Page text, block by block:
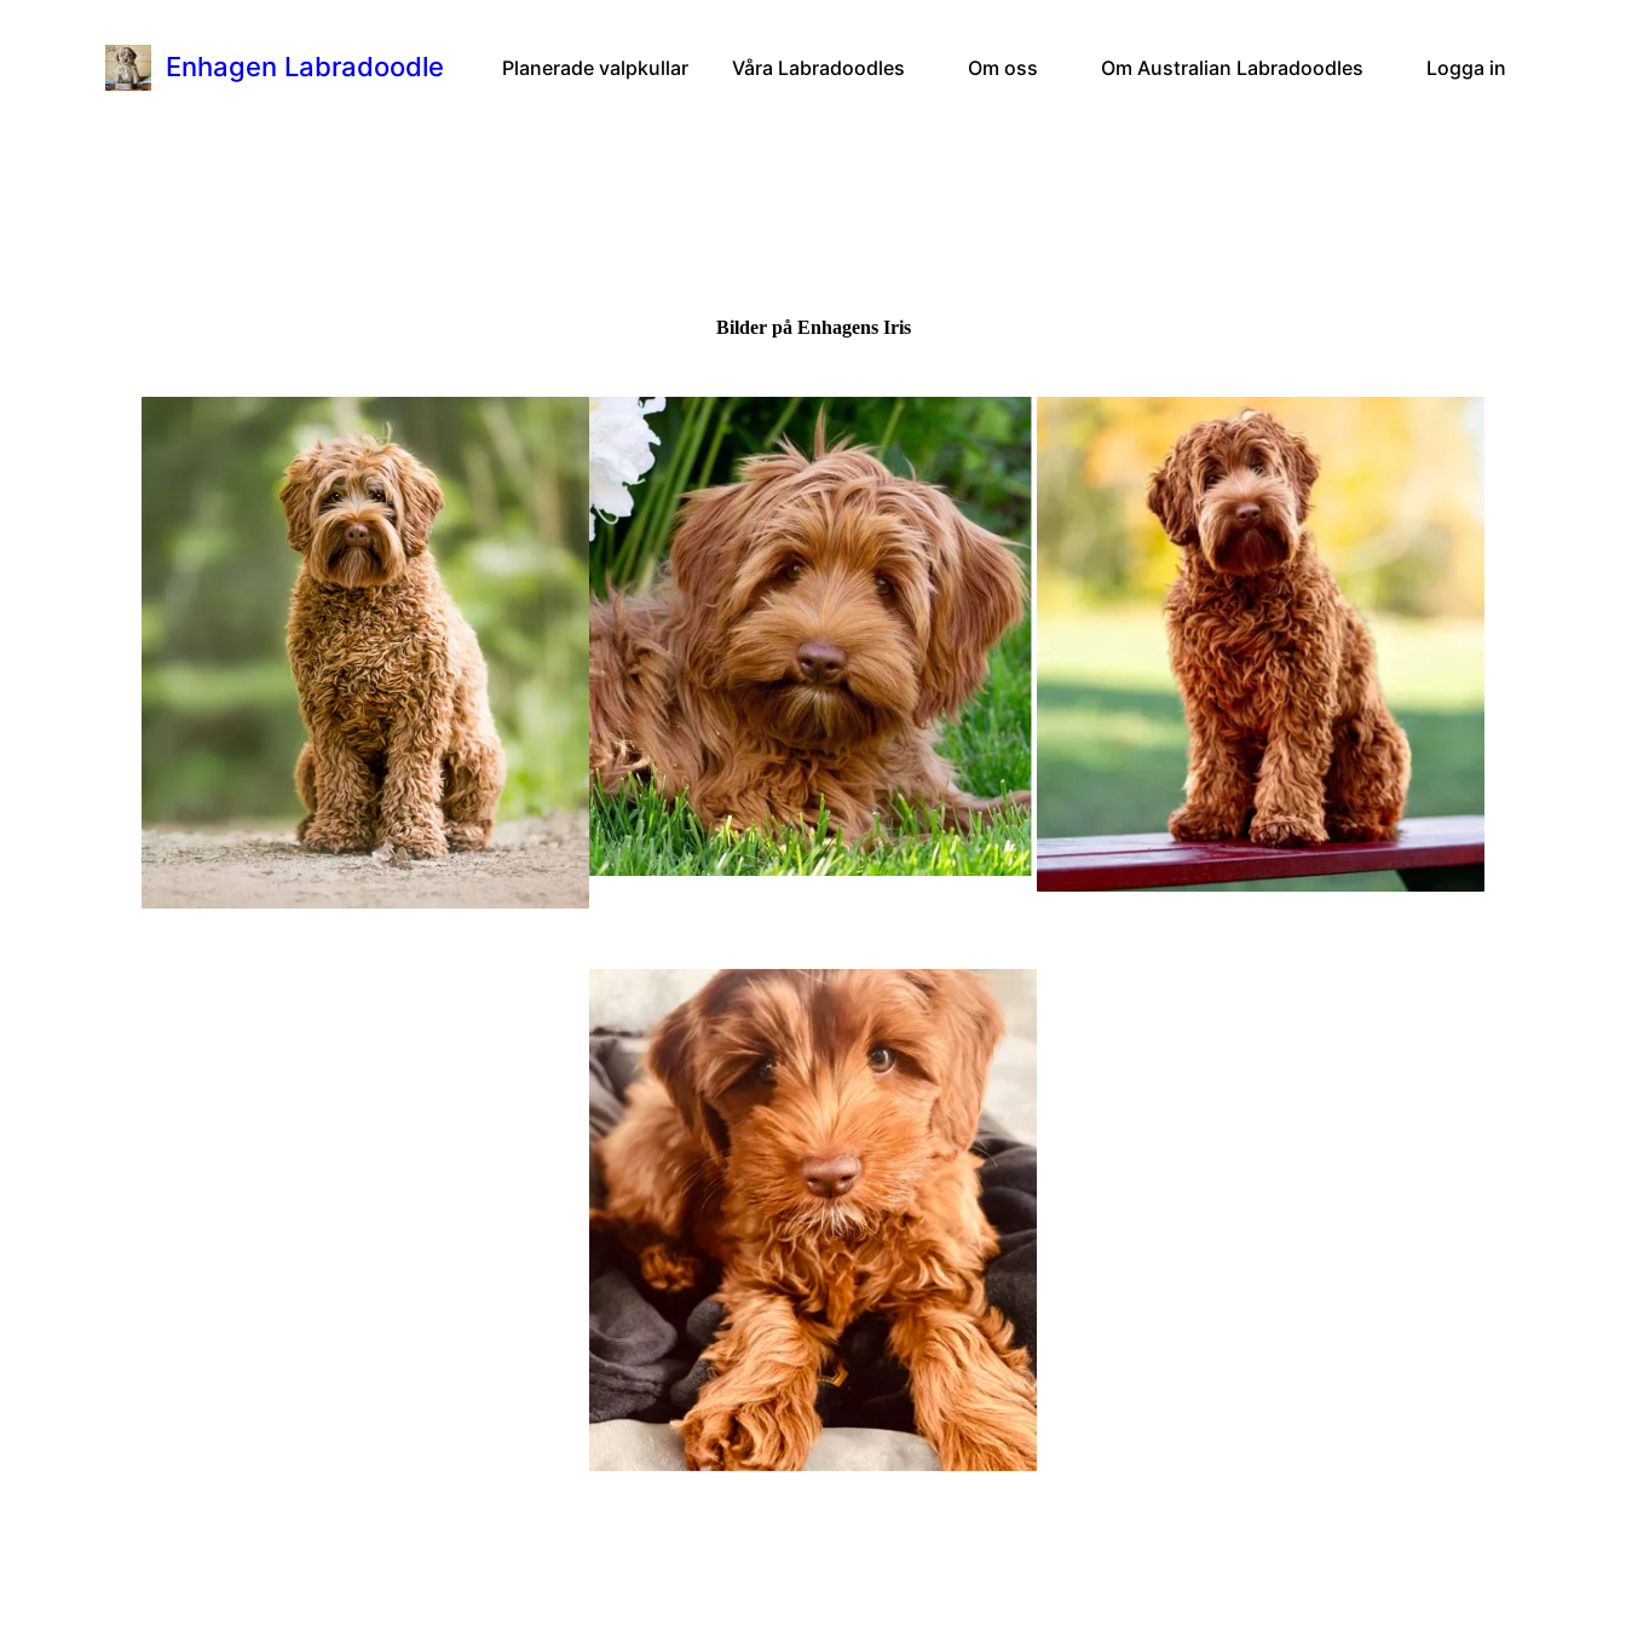
Enhagen Labradoodle Planerade valpkullar Våra Labradoodles Om oss Om Australian Labradoodles Logga in
Bilder på Enhagens Iris